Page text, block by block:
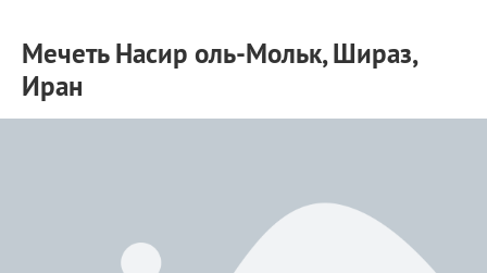
Мечеть Насир оль-Мольк, Шираз,
Иран